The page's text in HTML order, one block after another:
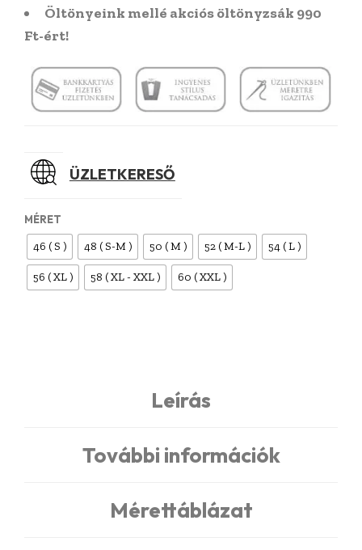
Öltönyeink mellé akciós öltönyzsák 990
Ft-ért!
ÜZLETKERESŐ
MÉRET
46 ( S ) 48 ( S-M ) 50 ( M ) 52 ( M-L ) 54 ( L )
56 ( XL ) 58 ( XL - XXL ) 60 ( XXL )
Leírás
További információk
Mérettáblázat